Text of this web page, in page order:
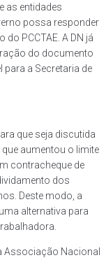
as entidades
possa responder
PCCTAE. A DN já
do documento
a Secretaria de
que seja discutida
aumentou o limite
contracheque de
dos
Deste modo, a
alternativa para
Associação Nacional